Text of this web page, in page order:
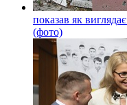
показав як
(фото)